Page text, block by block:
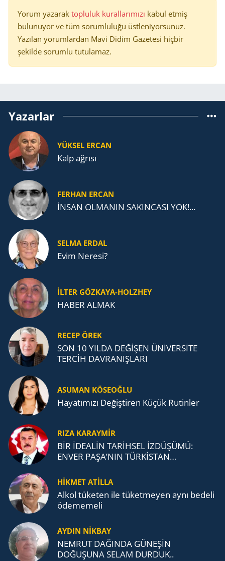
Yorum yazarak topluluk kurallarımızı kabul etmiş
bulunuyor ve tüm sorumluluğu üstleniyorsunuz.
Yazılan yorumlardan Mavi Didim Gazetesi hiçbir
şekilde sorumlu tutulamaz.
Yazarlar
YÜKSEL ERCAN
Kalp ağrısı
FERHAN ERCAN
İNSAN OLMANIN SAKINCASI YOK!...
SELMA ERDAL
Evim Neresi?
İLTER GÖZKAYA-HOLZHEY
HABER ALMAK
RECEP ÖREK
SON 10 YILDA DEĞİŞEN ÜNİVERSİTE
TERCİH DAVRANIŞLARI
ASUMAN KÖSEOĞLU
Ha­ya­tı­mı­zı De­ğiş­ti­ren Küçük Ru­tin­ler
RIZA KARAYMIR
BİR İDEALİN TARİHSEL İZDÜŞÜMÜ:
ENVER PAŞA’NIN TÜRKİSTAN
TEŞKİLATI’NA UZANAN MİRASI
HİKMET ATİLLA
Alkol tü­ke­ten ile tü­ket­me­yen aynı be­de­li
öde­me­me­li
AYDIN NİKBAY
NEMRUT DAĞINDA GÜNEŞİN
DOĞUŞUNA SELAM DURDUK..